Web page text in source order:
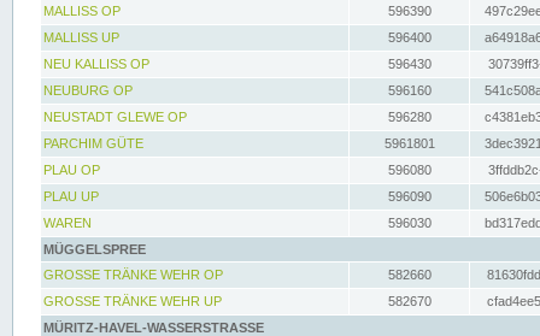
MALLISS OP
596390
MALLISS UP
596400
NEU KALLISS OP
596430
NEUBURG OP
596160
NEUSTADT GLEWE OP
596280
PARCHIM GÜTE
5961801
PLAU OP
596080
PLAU UP
596090
WAREN
596030
MÜGGELSPREE
GROSSE TRÄNKE WEHR OP
582660
GROSSE TRÄNKE WEHR UP
582670
MÜRITZ-HAVEL-WASSERSTRASSE